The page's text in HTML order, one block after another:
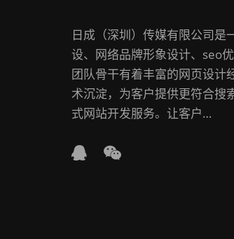
日成（深圳）传媒有限公司是
设、网络品牌形象设计、seo优
团队骨干有着丰富的网页设计
术沉淀，为客户提供更符合搜
式网站开发服务。让客户…